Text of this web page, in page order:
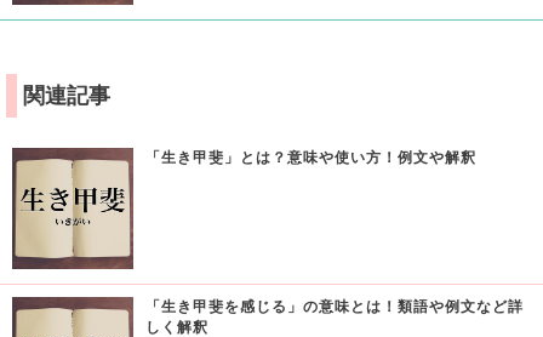
関連記事
「生き甲斐」とは？意味や使い方！例文や解釈
「生き甲斐を感じる」の意味とは！類語や例文など詳
しく解釈